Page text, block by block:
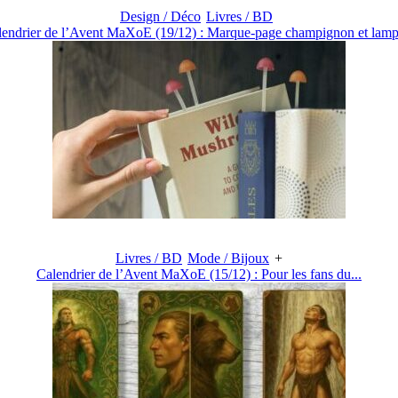
Design / Déco Livres / BD
de l’Avent MaXoE (19/12) : Marque-page champignon et
Livres / BD Mode / Bijoux +
Calendrier de l’Avent MaXoE (15/12) : Pour les fans du...